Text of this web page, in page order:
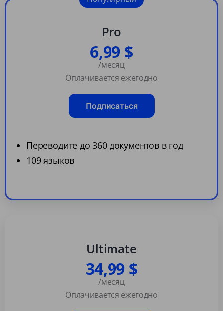
Pro
6,99 $
/месяц
Оплачивается ежегодно
Подписаться
Переводите до 360 документов в год
109 языков
Ultimate
34,99 $
/месяц
Оплачивается ежегодно